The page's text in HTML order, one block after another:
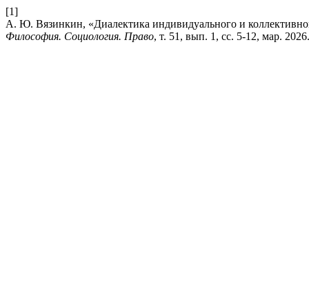
[1]
А. Ю. Вязинкин, «Диалектика индивидуального и
Философия. Социология. Право, т. 51, вып. 1, сс. 5-12, мар. 2026.